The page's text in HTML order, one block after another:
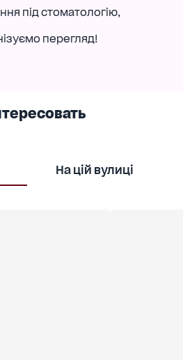
під стоматологію,
перегляд!
На цій вулиці